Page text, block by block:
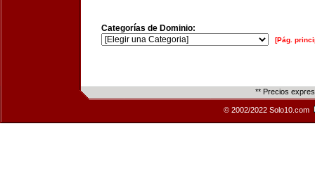
Categorías de Dominio:
[Pág.
** Precios
© 2002/2022 Solo10.com